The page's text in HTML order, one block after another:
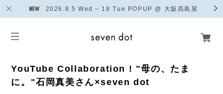
2026.8.5 Wed – 18 Tue POPUP @ 大阪髙島屋
YouTube Collaboration ! "母の、たま
に。"石岡真美さん×seven dot